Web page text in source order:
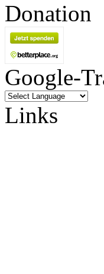
Donation
Google-
Links